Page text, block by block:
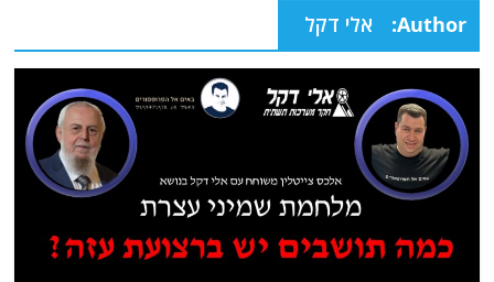
Author: אלי דקל